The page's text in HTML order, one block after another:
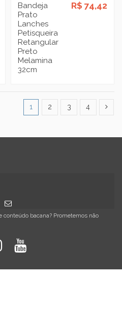
Bandeja
Prato
Lanches
Petisqueira
Retangular
Preto
Melamina
32cm
R$ 74,42
1 2 3 4
conteúdo bacana? Prometemos não